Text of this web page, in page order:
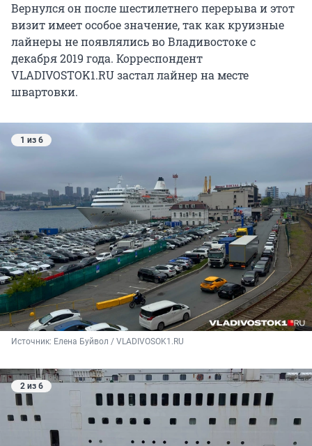
Вернулся он после шестилетнего перерыва и этот
визит имеет особое значение, так как круизные
лайнеры не появлялись во Владивостоке с
декабря 2019 года. Корреспондент
VLADIVOSTOK1.RU застал лайнер на месте
швартовки.
1 из 6
Источник: Елена Буйвол / VLADIVOSOK1.RU
2 из 6